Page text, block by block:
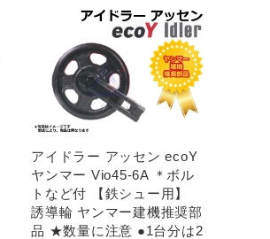
アイドラー アッセン ecoY
ヤンマー Vio45-6A ＊ボル
トなど付 【鉄シュー用】
誘導輪 ヤンマー建機推奨部
品 ★数量に注意 ●1台分は2